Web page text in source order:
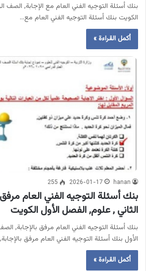
بنك أسئلة التوجيه الفني العام مع الإجابة, الصف
الكويت بنك أسئلة التوجيه الفني العام مع…
أكمل القراءة »
hanan
2026-01-17
255
بنك أسئلة التوجيه الفني العام
الثاني , علوم, الفصل الأول الكويت
بنك أسئلة التوجيه الفني العام مرفق بالإجابة,
الأول بنك أسئلة التوجيه الفني العام مرفق
أكمل القراءة »